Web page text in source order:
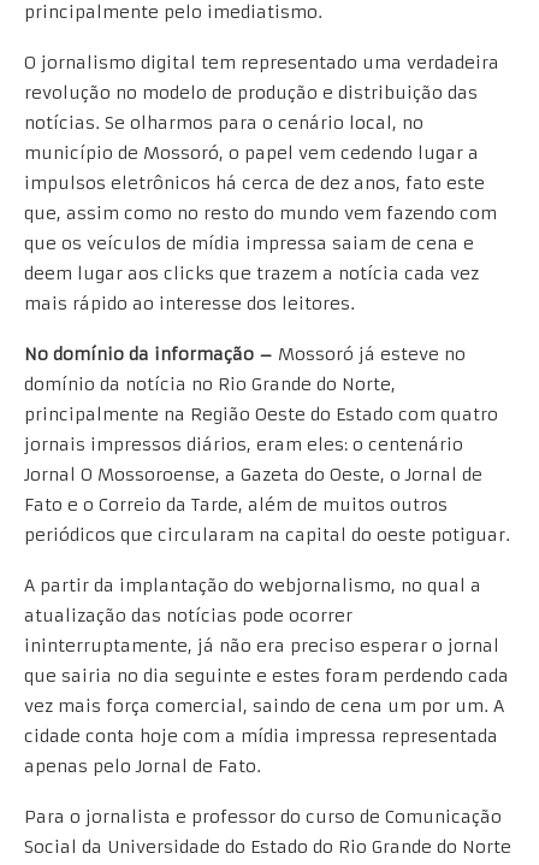
principalmente pelo imediatismo.
O jornalismo digital tem representado uma verdadeira
revolução no modelo de produção e distribuição das
notícias. Se olharmos para o cenário local, no
município de Mossoró, o papel vem cedendo lugar a
impulsos eletrônicos há cerca de dez anos, fato este
que, assim como no resto do mundo vem fazendo com
que os veículos de mídia impressa saiam de cena e
deem lugar aos clicks que trazem a notícia cada vez
mais rápido ao interesse dos leitores.
No domínio da informação – Mossoró já esteve no
domínio da notícia no Rio Grande do Norte,
principalmente na Região Oeste do Estado com quatro
jornais impressos diários, eram eles: o centenário
Jornal O Mossoroense, a Gazeta do Oeste, o Jornal de
Fato e o Correio da Tarde, além de muitos outros
periódicos que circularam na capital do oeste potiguar.
A partir da implantação do webjornalismo, no qual a
atualização das notícias pode ocorrer
ininterruptamente, já não era preciso esperar o jornal
que sairia no dia seguinte e estes foram perdendo cada
vez mais força comercial, saindo de cena um por um. A
cidade conta hoje com a mídia impressa representada
apenas pelo Jornal de Fato.
Para o jornalista e professor do curso de Comunicação
Social da Universidade do Estado do Rio Grande do Norte